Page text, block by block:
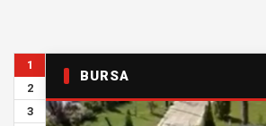
1
2
3
BURSA